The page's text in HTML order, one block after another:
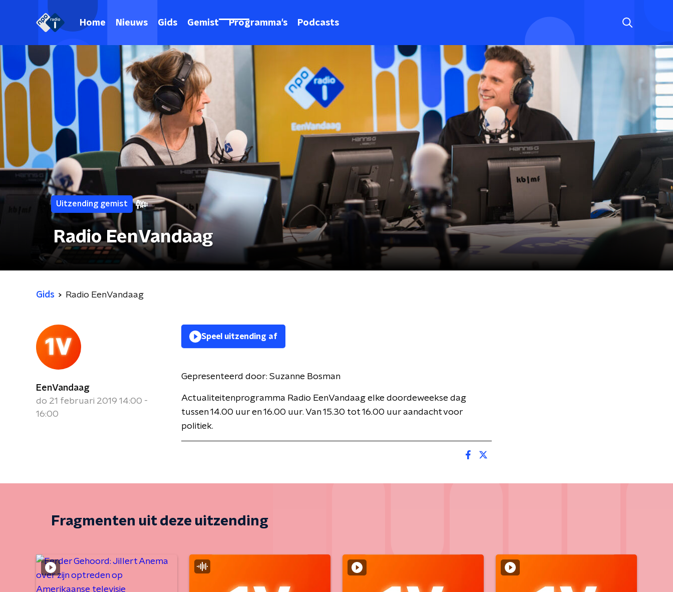
Home Nieuws Gids Gemist Programma's Podcasts
Uitzending gemist
Radio EenVandaag
Gids Radio EenVandaag
EenVandaag
do 21 februari 2019 14:00 -
16:00
Speel uitzending af
Gepresenteerd door: Suzanne Bosman
Actualiteitenprogramma Radio EenVandaag elke doordeweekse dag
tussen 14.00 uur en 16.00 uur. Van 15.30 tot 16.00 uur aandacht voor
politiek.
Fragmenten uit deze uitzending